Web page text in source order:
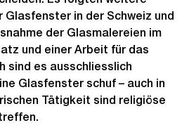
in der Schweiz und
der Glasmalereien im
und einer Arbeit für das
sind es ausschliesslich
Glasfenster schuf – auch in
Tätigkeit sind religiöse